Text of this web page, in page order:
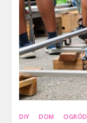
DIY DOM OGRÓD